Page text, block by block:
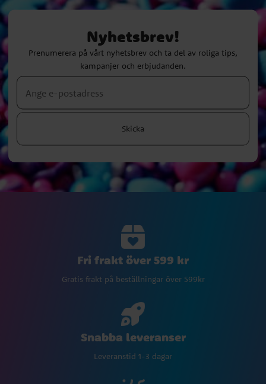
Nyhetsbrev!
Prenumerera på vårt nyhetsbrev och ta del av roliga tips,
kampanjer och erbjudanden.
Skicka
Fri frakt över 599 kr
Gratis frakt på beställningar över 599kr
Snabba leveranser
Leveranstid 1-3 dagar